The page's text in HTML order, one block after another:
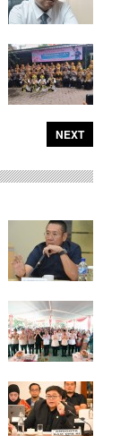
NEXT